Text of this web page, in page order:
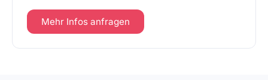
Mehr Infos anfragen